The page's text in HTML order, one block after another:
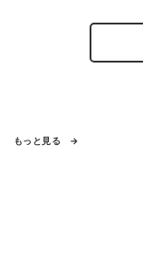
もっと見る